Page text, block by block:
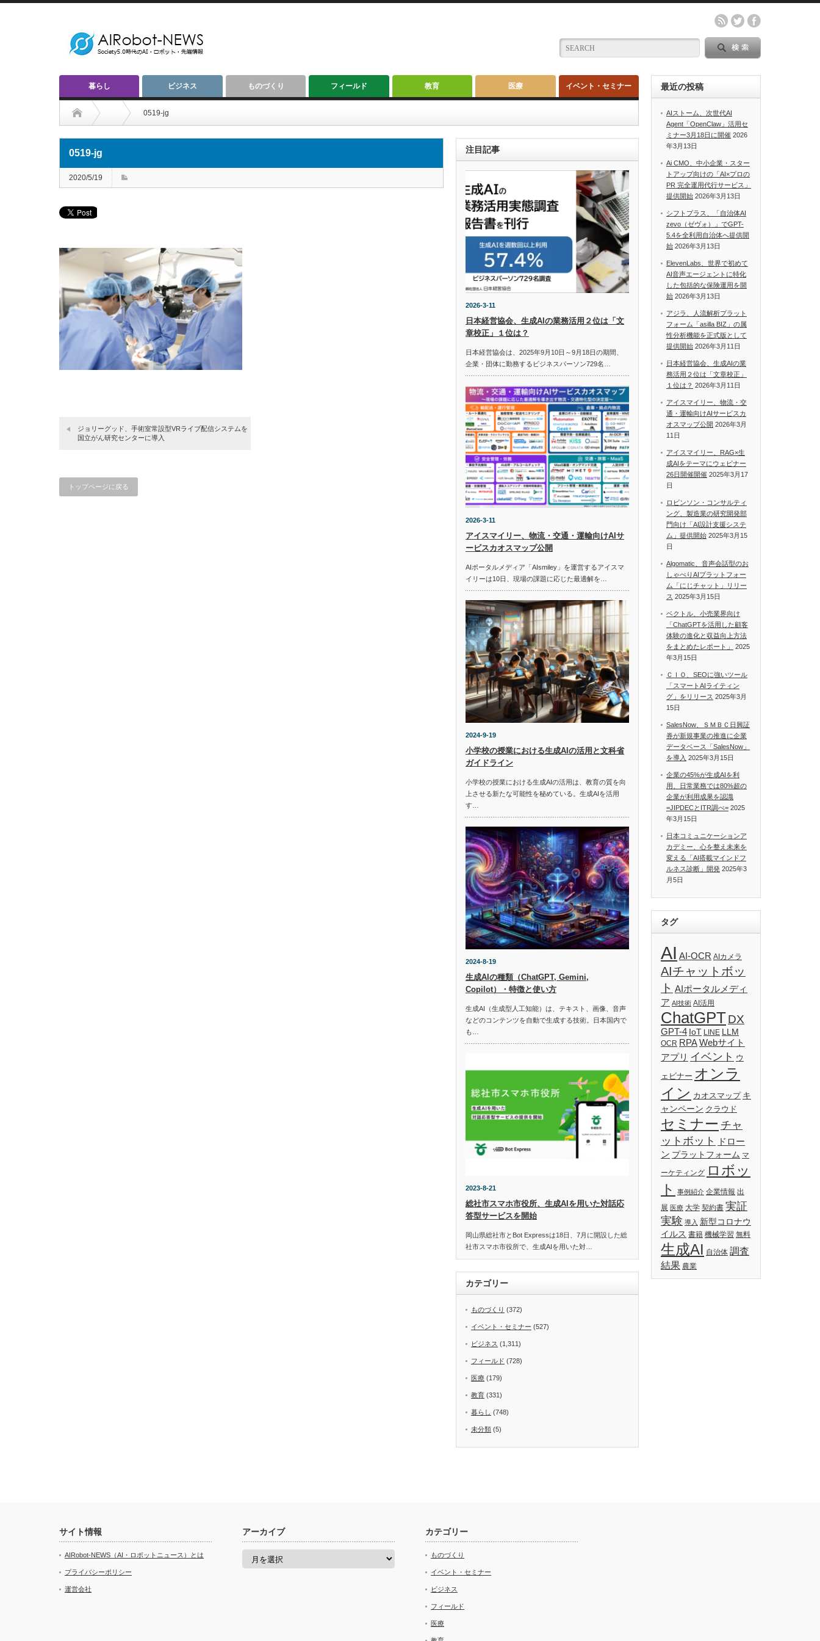
暮らし ビジネス ものづくり フィールド 教育 医療 イベント・セミナー
0519-jg
0519-jg
2020/5/19
ジョリーグッド、手術室常設型VRライブ配信システムを
国立がん研究センターに導入
トップページに戻る
注目記事
2026-3-11
日本経営協会、生成AIの業務活用２位は「文
章校正」１位は？
日本経営協会は、2025年9月10日～9月18日の期間、
企業・団体に勤務するビジネスパーソン729名…
2026-3-11
アイスマイリー、物流・交通・運輸向けAIサ
ービスカオスマップ公開
AIポータルメディア「AIsmiley」を運営するアイスマ
イリーは10日、現場の課題に応じた最適解を…
2024-9-19
小学校の授業における生成AIの活用と文科省
ガイドライン
小学校の授業における生成AIの活用は、教育の質を向
上させる新たな可能性を秘めている。生成AIを活用
す…
2024-8-19
生成AIの種類（ChatGPT, Gemini,
Copilot）・特徴と使い方
生成AI（生成型人工知能）は、テキスト、画像、音声
などのコンテンツを自動で生成する技術。日本国内で
も…
2023-8-21
総社市スマホ市役所、生成AIを用いた対話応
答型サービスを開始
岡山県総社市とBot Expressは18日、7月に開設した総
社市スマホ市役所で、生成AIを用いた対…
カテゴリー
ものづくり (372)
イベント・セミナー (527)
ビジネス (1,311)
フィールド (728)
医療 (179)
教育 (331)
暮らし (748)
未分類 (5)
最近の投稿
AIストーム、次世代AI
Agent「OpenClaw」活用セ
ミナー3月18日に開催 2026
年3月13日
Ai CMO、中小企業・スター
トアップ向けの「AI×プロの
PR 完全運用代行サービス」
提供開始 2026年3月13日
シフトプラス、「自治体AI
zevo（ゼヴォ）」でGPT-
5.4を全利用自治体へ提供開
始 2026年3月13日
ElevenLabs、世界で初めて
AI音声エージェントに特化
した包括的な保険運用を開
始 2026年3月13日
アジラ、人流解析プラット
フォーム「asilla BIZ」の属
性分析機能を正式版として
提供開始 2026年3月11日
日本経営協会、生成AIの業
務活用２位は「文章校正」
１位は？ 2026年3月11日
アイスマイリー、物流・交
通・運輸向けAIサービスカ
オスマップ公開 2026年3月
11日
アイスマイリー、RAG×生
成AIをテーマにウェビナー
26日開催開催 2025年3月17
日
ロビンソン・コンサルティ
ング、製造業の研究開発部
門向け「AI設計支援システ
ム」提供開始 2025年3月15
日
Algomatic、音声会話型のお
しゃべりAIプラットフォー
ム「にじチャット」リリー
ス 2025年3月15日
ベクトル、小売業界向け
「ChatGPTを活用した顧客
体験の進化と収益向上方法
をまとめたレポート」
2025
年3月15日
ＣＩＯ、SEOに強いツール
「スマートAIライティン
グ」をリリース 2025年3月
15日
SalesNow、ＳＭＢＣ日興証
券が新規事業の推進に企業
データベース「SalesNow」
を導入 2025年3月15日
企業の45%が生成AIを利
用、日常業務では80%超の
企業が利用成果を認識
=JIPDECとITR調べ= 2025
年3月15日
日本コミュニケーションア
カデミー、心を整え未来を
変える「AI搭載マインドフ
ルネス診断」開発 2025年3
月5日
タグ
AI AI-OCR AIカメラ
AIチャットボッ
ト AIポータルメディ
ア AI技術 AI活用
ChatGPTDX
GPT-4 IoT LINE LLM
OCR RPAWebサイト
アプリ イベント ウ
ェビナー オンラ
イン カオスマップ キ
ャンペーン クラウド
セミナー チャ
ットボット
ドロー
ン プラットフォーム マ
ーケティング ロボッ
ト
事例紹介 企業情報 出
展 医療 大学 契約書 実証
実験 導入 新型コロナウ
イルス 書籍 機械学習 無料
生成AI 自治体 調査
結果 農業
サイト情報
AIRobot-NEWS（AI・ロボットニュース）とは
プライバシーポリシー
運営会社
アーカイブ
ア
カテゴリー
ものづくり
イベント・セミナー
ビジネス
フィールド
医療